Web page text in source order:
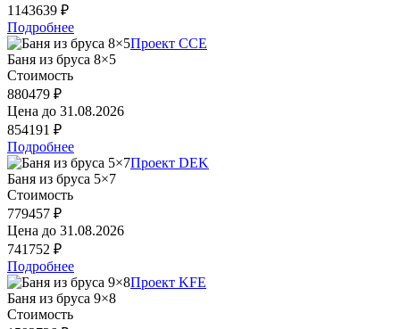
1143639 ₽
Подробнее
Проект CCE
Баня из бруса 8×5
Стоимость
880479 ₽
Цена до 31.08.2026
854191 ₽
Подробнее
Проект DEK
Баня из бруса 5×7
Стоимость
779457 ₽
Цена до 31.08.2026
741752 ₽
Подробнее
Проект KFE
Баня из бруса 9×8
Стоимость